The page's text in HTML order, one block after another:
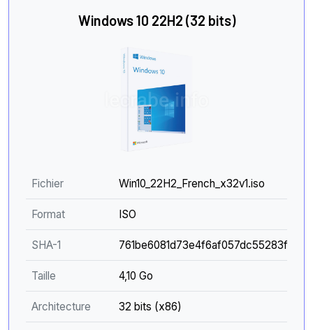
Windows 10 22H2 (32 bits)
Fichier Win10_22H2_French_x32v1.iso
Format ISO
SHA-1
Taille 4,10 Go
Architecture 32 bits (x86)